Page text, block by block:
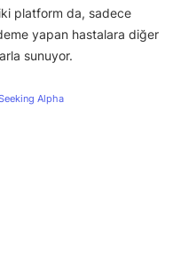
platform da, sadece
yapan hastalara diğer
sunuyor.
Alpha